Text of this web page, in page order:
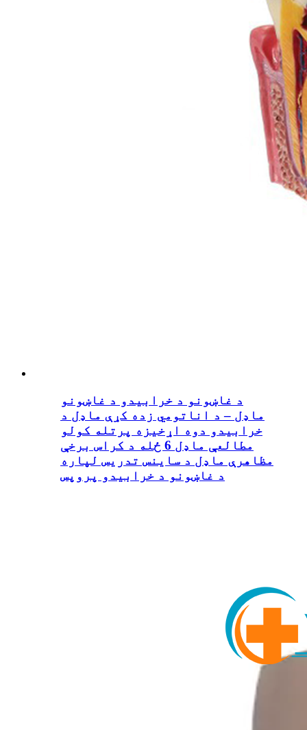
د غاښونو د خرابیدو د غاښونو
ماډل – د اناتومي زده کړې ماډل د
خرابیدو دوه اړخیزه پرتله کولو
مطالعې ماډل 6 ځله د کراس برخې
مظاهرې ماډل د ساینس تدریس لپاره
د غاښونو د خرابیدو پروپس